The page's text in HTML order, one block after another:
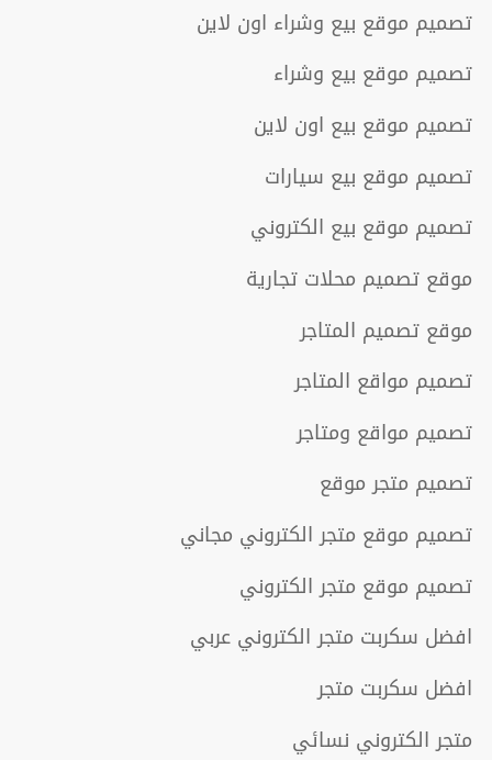
تصميم موقع بيع وشراء اون لاين
تصميم موقع بيع وشراء
تصميم موقع بيع اون لاين
تصميم موقع بيع سيارات
تصميم موقع بيع الكتروني
موقع تصميم محلات تجارية
موقع تصميم المتاجر
تصميم مواقع المتاجر
تصميم مواقع ومتاجر
تصميم متجر موقع
تصميم موقع متجر الكتروني مجاني
تصميم موقع متجر الكتروني
افضل سكربت متجر الكتروني عربي
افضل سكربت متجر
متجر الكتروني نسائي